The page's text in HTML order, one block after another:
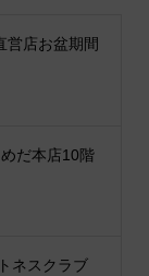
店お盆期間
だ本店10階
ネスクラブ